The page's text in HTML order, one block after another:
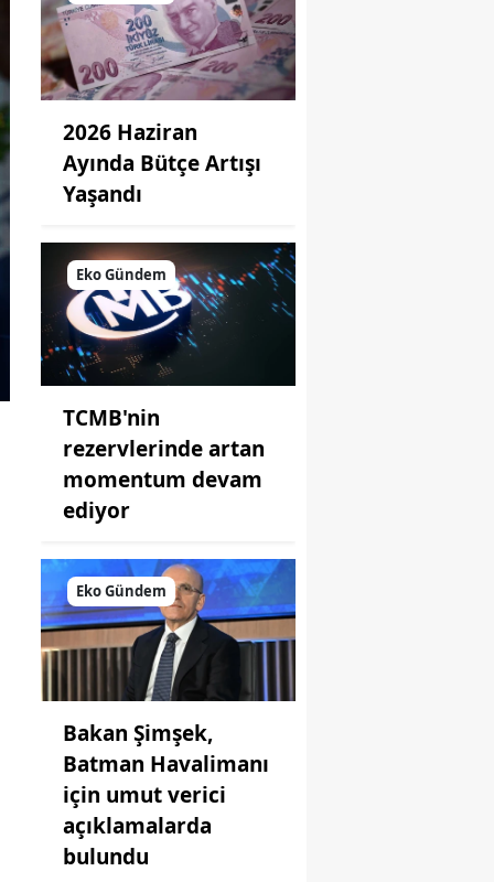
2026 Haziran
Ayında Bütçe Artışı
Yaşandı
Eko Gündem
TCMB'nin
rezervlerinde artan
momentum devam
ediyor
Eko Gündem
Bakan Şimşek,
Batman Havalimanı
için umut verici
açıklamalarda
bulundu